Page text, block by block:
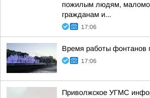
пожилым людям,
гражданам и...
17:06
Время работы фонтанов
17:06
Приволжское УГМС